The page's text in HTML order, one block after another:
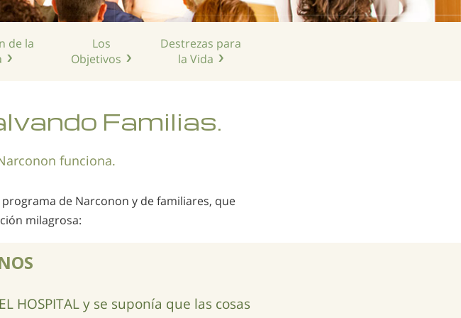
Chino
de la
Los
Objetivos
Destrezas para
la Vida
Familias.
funciona.
de Narconon y de familiares, que
milagrosa:
HOSPITAL y se suponía que las cosas